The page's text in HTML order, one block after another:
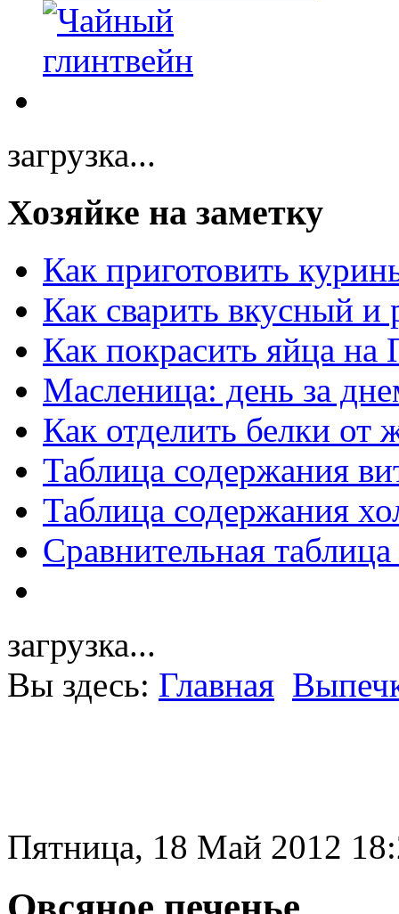
загрузка...
Хозяйке на заметку
Как приготовить
Как сварить вкусный и
Как покрасить яйца на
Масленица: день за
Как отделить белки от
Таблица содержания
Таблица содержания
Сравнительная
загрузка...
Вы здесь: Главная
Пятница, 18 Май 2012